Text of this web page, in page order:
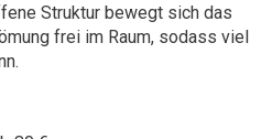
Struktur bewegt sich das
frei im Raum, sodass viel